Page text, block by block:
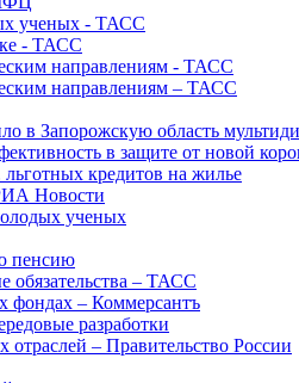
ученых - ТАСС
- ТАСС
направлениям - ТАСС
направлениям – ТАСС
в Запорожскую область
в защите от новой
кредитов на жилье
Новости
ученых
пенсию
обязательства – ТАСС
фондах – Коммерсантъ
разработки
– Правительство России